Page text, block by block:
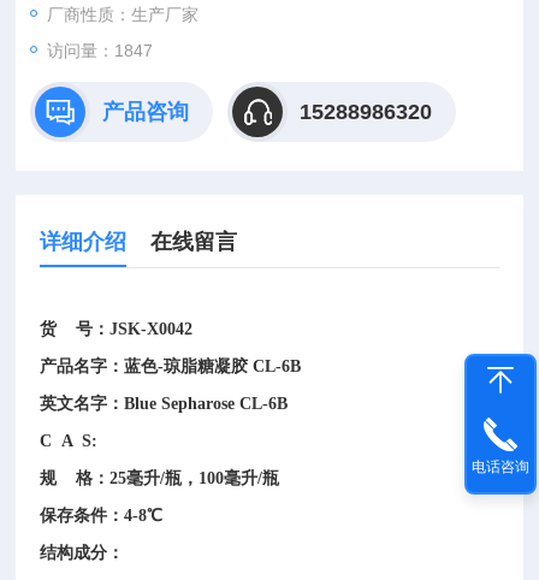
厂商性质：生产厂家
访问量：1847
产品咨询 15288986320
详细介绍 在线留言
货 号：JSK-X0042
产品名字：蓝色-琼脂糖凝胶 CL-6B
英文名字：Blue Sepharose CL-6B
C A S:
规 格：25毫升/瓶，100毫升/瓶
保存条件：4-8℃
结构成分：
电话咨询